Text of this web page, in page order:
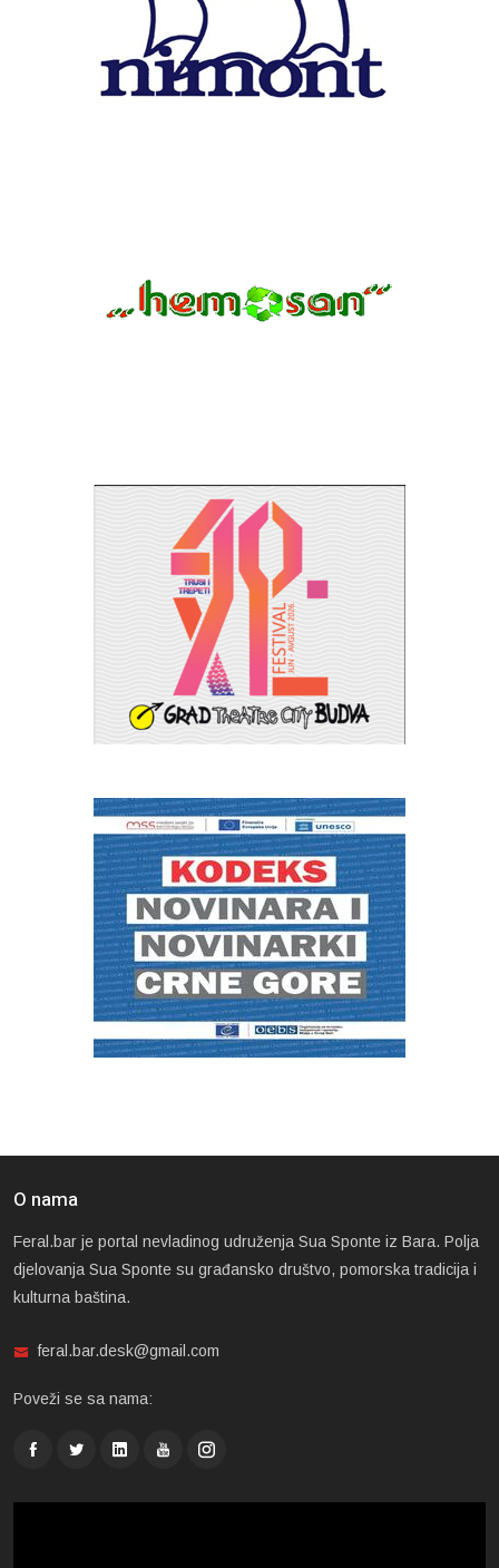
O nama
Feral.bar je portal nevladinog udruženja Sua Sponte iz Bara. Polja
djelovanja Sua Sponte su građansko društvo, pomorska tradicija i
kulturna baština.
feral.bar.desk@gmail.com
Poveži se sa nama: